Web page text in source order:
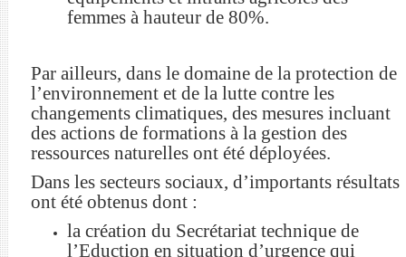
femmes à hauteur de 80%.
Par ailleurs, dans le domaine de la protection de
l’environnement et de la lutte contre les
changements climatiques, des mesures incluant
des actions de formations à la gestion des
ressources naturelles ont été déployées.
Dans les secteurs sociaux, d’importants résultats
ont été obtenus dont :
la création du Secrétariat technique de
l’Eduction en situation d’urgence qui